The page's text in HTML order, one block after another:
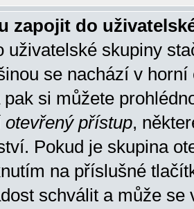
zapojit do
uživatelské skupiny
se nachází v horní
si můžete
otevřený přístup,
Pokud je skupina
na příslušné
schválit a může se